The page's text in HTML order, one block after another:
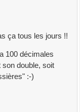
ça tous les jours !!
100 décimales
son double, soit
:-)